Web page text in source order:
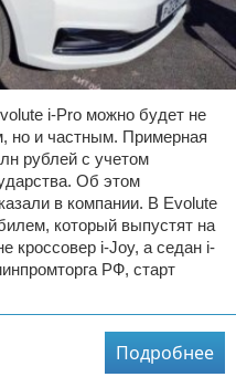
i-Pro можно будет не
но и частным. Примерная
рублей с учетом
Об этом
в компании. В Evolute
который выпустят на
кроссовер i-Joy, а седан i-
РФ, старт
Подробнее